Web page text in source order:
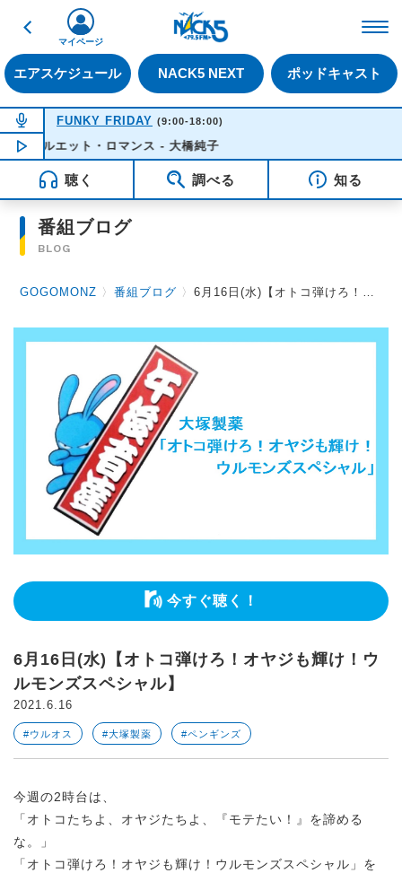
戻る
エアスケジュール NACK5 NEXT ポッドキャスト
マイページ
NOW ON AIR
FUNKY FRIDAY (9:00-18:00)
NOW PLAYING15:21
ルエット・ロマンス - 大橋純子
聴く 調べる 知る
番組ブログ
BLOG
GOGOMONZ 〉番組ブログ 〉6月16日(水)【オトコ弾けろ！オヤジも輝け！ウルモンズスペシャル】
今すぐ聴く！
6月16日(水)【オトコ弾けろ！オヤジも輝け！ウ
ルモンズスペシャル】
2021.6.16
#ウルオス #大塚製薬 #ペンギンズ
今週の2時台は、
「オトコたちよ、オヤジたちよ、『モテたい！』を諦める
な。」
「オトコ弾けろ！オヤジも輝け！ウルモンズスペシャル」を